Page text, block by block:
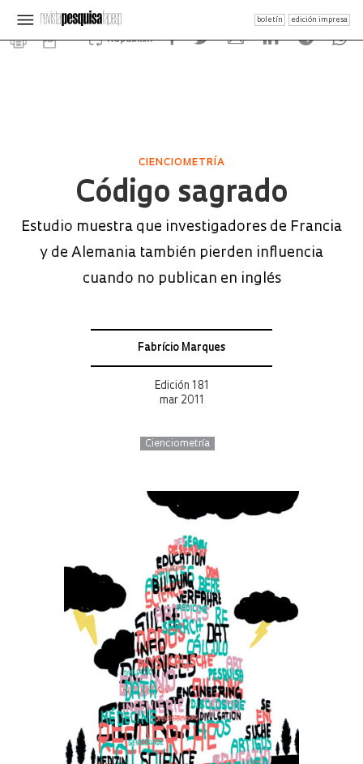
boletín edición impresa
Republish
CIENCIOMETRÍA
Código sagrado
Estudio muestra que investigadores de Francia
y de Alemania también pierden influencia
cuando no publican en inglés
Fabrício Marques
Edición 181
mar 2011
Cienciometría